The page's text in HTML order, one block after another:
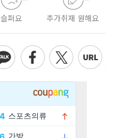
슬퍼요 추가취재 원해요